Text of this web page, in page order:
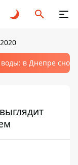
воды: в Днепре